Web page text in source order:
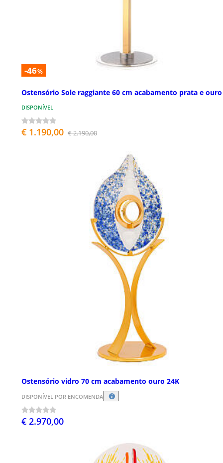
-46%
Ostensório Sole raggiante 60 cm acabamento prata e ouro
DISPONÍVEL
€ 1.190,00 € 2.190,00
Ostensório vidro 70 cm acabamento ouro 24K
DISPONÍVEL POR ENCOMENDA
€ 2.970,00